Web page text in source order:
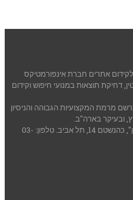
15 שנים ותשתית לקידום אתרים חברת אינפורמטיקס
דחיקת תוצאות במנועי חיפוש וקידום
מרמת המקצועיות הגבוהה והניסיון
ובעיקר בארה"ב.
"אינפורמטיקס קידום אתרים וניהול מוניטין", כהנשטם 14, תל אביב. טלפון: 03-